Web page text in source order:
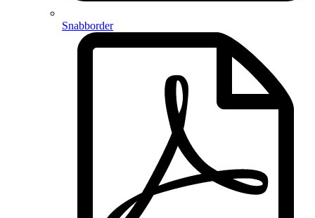
Snabborder